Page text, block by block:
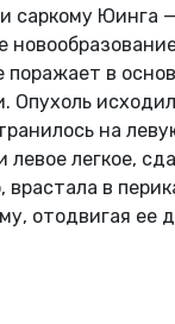
саркому Юинга —
поражает в
Опухоль
на
левое легкое,
врастала в
отодвигая ее